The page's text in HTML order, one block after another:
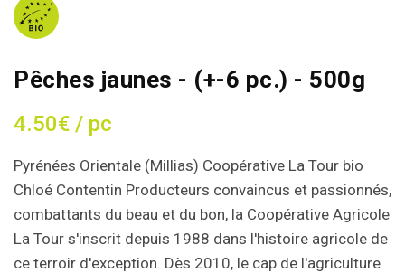
Pêches jaunes - (+-6 pc.) - 500g
4.50€ / pc
Pyrénées Orientale (Millias) Coopérative La Tour bio
Chloé Contentin Producteurs convaincus et passionnés,
combattants du beau et du bon, la Coopérative Agricole
La Tour s'inscrit depuis 1988 dans l'histoire agricole de
ce terroir d'exception. Dès 2010, le cap de l'agriculture